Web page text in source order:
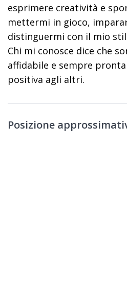
esprimere creatività e
mettermi in gioco,
distinguermi con il mio
Chi mi conosce dice che
affidabile e sempre
positiva agli altri.
Posizione